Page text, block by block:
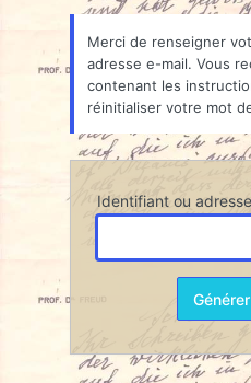
Merci de renseigner
adresse e-mail. Vous
contenant les
réinitialiser votre mot
Identifiant ou